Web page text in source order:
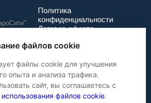
17
Политика
конфиденциальности
Договор-оферта
Сборка
Дизайнерам
файлов cookie
файлы cookie для улучшения
опыта и анализа трафика.
сайт, вы соглашаетесь с
использования файлов cookie.